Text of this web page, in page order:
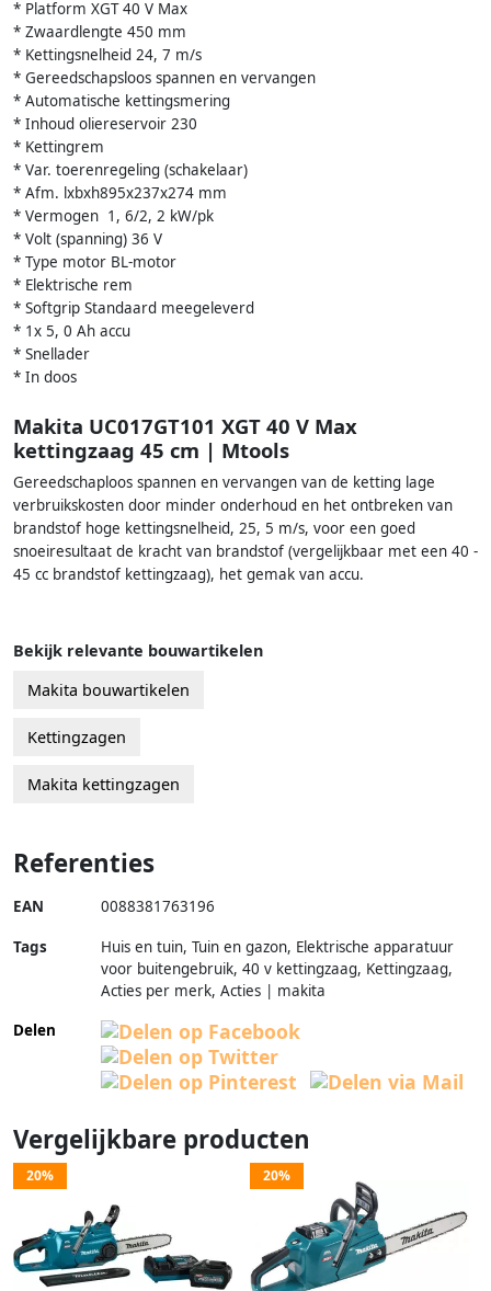
* Platform XGT 40 V Max
* Zwaardlengte 450 mm
* Kettingsnelheid 24, 7 m/s
* Gereedschapsloos spannen en vervangen
* Automatische kettingsmering
* Inhoud oliereservoir 230
* Kettingrem
* Var. toerenregeling (schakelaar)
* Afm. lxbxh895x237x274 mm
* Vermogen 1, 6/2, 2 kW/pk
* Volt (spanning) 36 V
* Type motor BL-motor
* Elektrische rem
* Softgrip Standaard meegeleverd
* 1x 5, 0 Ah accu
* Snellader
* In doos
Makita UC017GT101 XGT 40 V Max
kettingzaag 45 cm | Mtools
Gereedschaploos spannen en vervangen van de ketting lage
verbruikskosten door minder onderhoud en het ontbreken van
brandstof hoge kettingsnelheid, 25, 5 m/s, voor een goed
snoeiresultaat de kracht van brandstof (vergelijkbaar met een 40 -
45 cc brandstof kettingzaag), het gemak van accu.
Bekijk relevante bouwartikelen
Makita bouwartikelen
Kettingzagen
Makita kettingzagen
Referenties
EAN 0088381763196
Tags
Huis en tuin, Tuin en gazon, Elektrische apparatuur
voor buitengebruik, 40 v kettingzaag, Kettingzaag,
Acties per merk, Acties | makita
Delen
Vergelijkbare producten
20% 20%